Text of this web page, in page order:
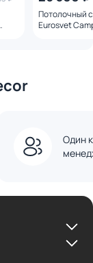
Потолочный
Eurosvet
Один